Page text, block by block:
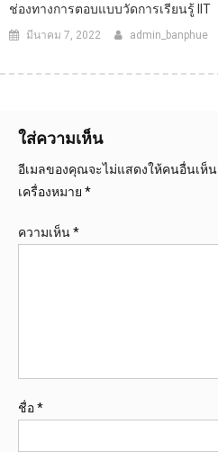
ช่องทางการตอบแบบวัดการเรียนรู้ IIT
มีนาคม 7, 2022 admin_banphue
ใส่ความเห็น
อีเมลของคุณจะไม่แสดงให้คนอื่นเห็น
เครื่องหมาย *
ความเห็น*
ชื่อ*